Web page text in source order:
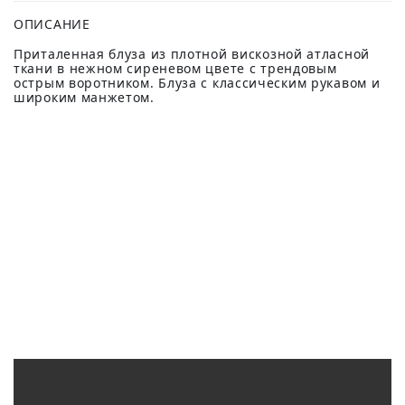
ОПИСАНИЕ
Приталенная блуза из плотной вискозной атласной
ткани в нежном сиреневом цвете с трендовым
острым воротником. Блуза с классическим рукавом и
широким манжетом.